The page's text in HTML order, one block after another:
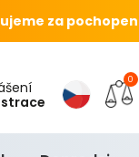
za
0